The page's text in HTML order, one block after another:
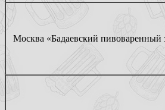
Москва «Бадаевский